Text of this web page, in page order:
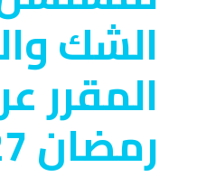
الشك
المقرر
رمضان 2027